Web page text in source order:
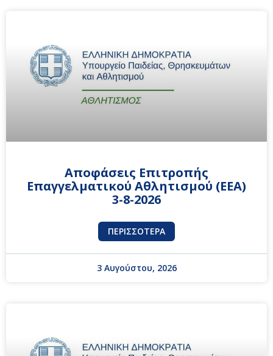
Αποφάσεις Επιτροπής
Επαγγελματικού Αθλητισμού (ΕΕΑ)
3-8-2026
ΠΕΡΙΣΣΌΤΕΡΑ
3 Αυγούστου, 2026